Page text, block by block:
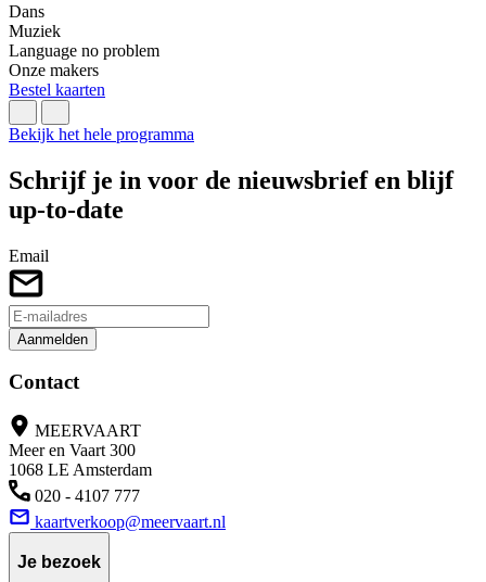
Dans
Muziek
Language no problem
Onze makers
Bestel kaarten
Bekijk het hele programma
Schrijf je in voor de nieuwsbrief en blijf
up-to-date
Email
Aanmelden
Contact
MEERVAART
Meer en Vaart 300
1068 LE Amsterdam
020 - 4107 777
kaartverkoop@meervaart.nl
Je bezoek